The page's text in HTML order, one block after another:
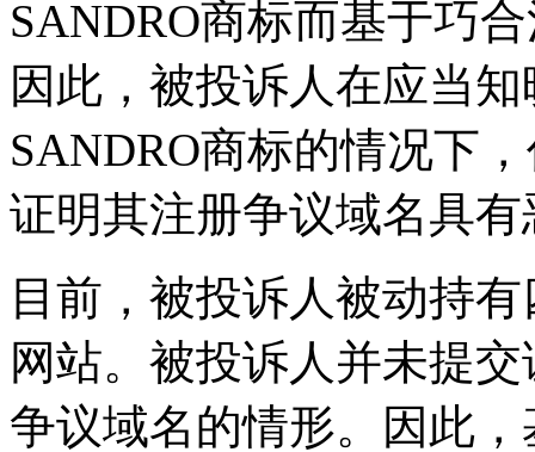
SANDRO商标而基于巧
因此，被投诉人在应当
SANDRO商标的情况下
证明其注册争议域名具有
目前，被投诉人被动持
网站。被投诉人并未提
争议域名的情形。因此